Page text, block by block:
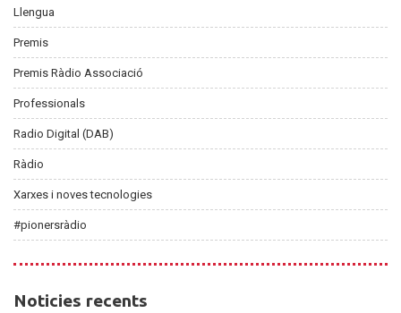
Llengua
Premis
Premis Ràdio Associació
Professionals
Radio Digital (DAB)
Ràdio
Xarxes i noves tecnologies
#pionersràdio
Noticies
Noticies recents